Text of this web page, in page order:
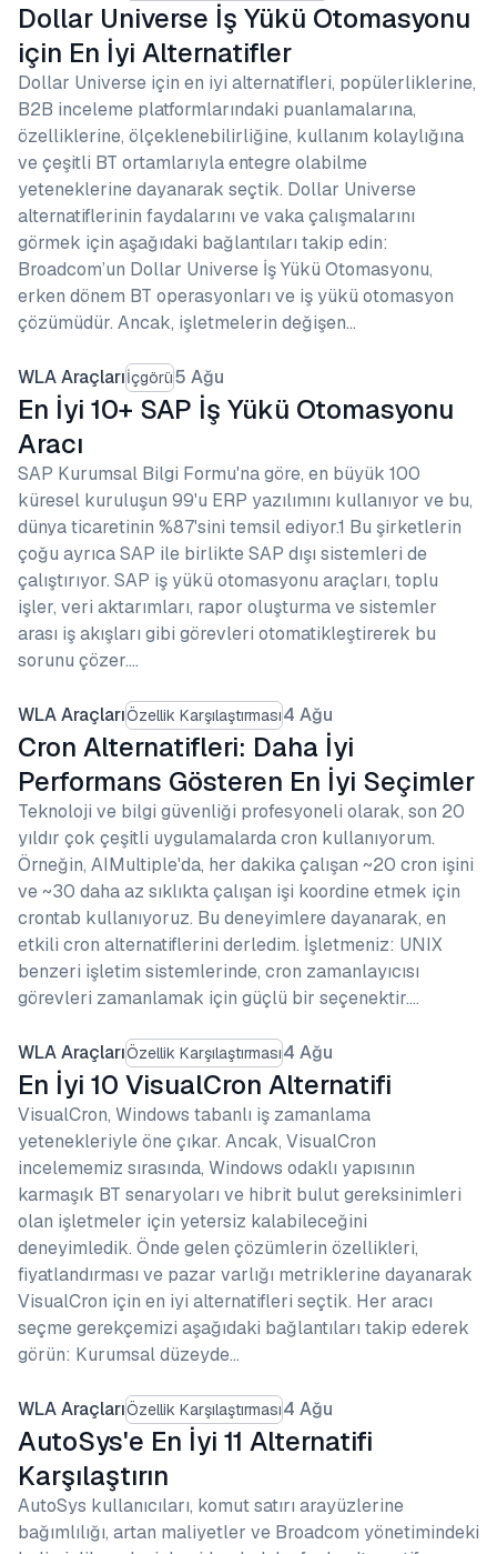
Dollar Universe İş Yükü Otomasyonu
için En İyi Alternatifler
Dollar Universe için en iyi alternatifleri, popülerliklerine,
B2B inceleme platformlarındaki puanlamalarına,
özelliklerine, ölçeklenebilirliğine, kullanım kolaylığına
ve çeşitli BT ortamlarıyla entegre olabilme
yeteneklerine dayanarak seçtik. Dollar Universe
alternatiflerinin faydalarını ve vaka çalışmalarını
görmek için aşağıdaki bağlantıları takip edin:
Broadcom’un Dollar Universe İş Yükü Otomasyonu,
erken dönem BT operasyonları ve iş yükü otomasyon
çözümüdür. Ancak, işletmelerin değişen…
WLA Araçlarıİçgörü5 Ağu
En İyi 10+ SAP İş Yükü Otomasyonu
Aracı
SAP Kurumsal Bilgi Formu'na göre, en büyük 100
küresel kuruluşun 99'u ERP yazılımını kullanıyor ve bu,
dünya ticaretinin %87'sini temsil ediyor.1 Bu şirketlerin
çoğu ayrıca SAP ile birlikte SAP dışı sistemleri de
çalıştırıyor. SAP iş yükü otomasyonu araçları, toplu
işler, veri aktarımları, rapor oluşturma ve sistemler
arası iş akışları gibi görevleri otomatikleştirerek bu
sorunu çözer.…
WLA AraçlarıÖzellik Karşılaştırması4 Ağu
Cron Alternatifleri: Daha İyi
Performans Gösteren En İyi Seçimler
Teknoloji ve bilgi güvenliği profesyoneli olarak, son 20
yıldır çok çeşitli uygulamalarda cron kullanıyorum.
Örneğin, AIMultiple'da, her dakika çalışan ~20 cron işini
ve ~30 daha az sıklıkta çalışan işi koordine etmek için
crontab kullanıyoruz. Bu deneyimlere dayanarak, en
etkili cron alternatiflerini derledim. İşletmeniz: UNIX
benzeri işletim sistemlerinde, cron zamanlayıcısı
görevleri zamanlamak için güçlü bir seçenektir.…
WLA AraçlarıÖzellik Karşılaştırması4 Ağu
En İyi 10 VisualCron Alternatifi
VisualCron, Windows tabanlı iş zamanlama
yetenekleriyle öne çıkar. Ancak, VisualCron
incelememiz sırasında, Windows odaklı yapısının
karmaşık BT senaryoları ve hibrit bulut gereksinimleri
olan işletmeler için yetersiz kalabileceğini
deneyimledik. Önde gelen çözümlerin özellikleri,
fiyatlandırması ve pazar varlığı metriklerine dayanarak
VisualCron için en iyi alternatifleri seçtik. Her aracı
seçme gerekçemizi aşağıdaki bağlantıları takip ederek
görün: Kurumsal düzeyde…
WLA AraçlarıÖzellik Karşılaştırması4 Ağu
AutoSys'e En İyi 11 Alternatifi
Karşılaştırın
AutoSys kullanıcıları, komut satırı arayüzlerine
bağımlılığı, artan maliyetler ve Broadcom yönetimindeki